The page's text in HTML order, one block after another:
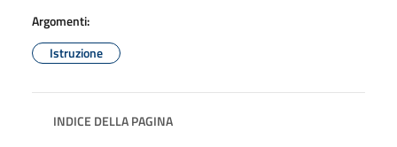
Argomenti:
Istruzione
INDICE DELLA PAGINA